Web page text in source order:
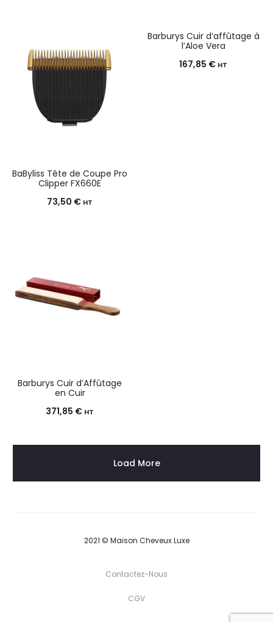
BaByliss Tête de Coupe Pro
Clipper FX660E
73,50 € HT
Barburys Cuir d’affûtage à
l’Aloe Vera
167,85 € HT
Barburys Cuir d’Affûtage
en Cuir
371,85 € HT
Load More
2021 © Maison Cheveux Luxe
Contactez-Nous
CGV